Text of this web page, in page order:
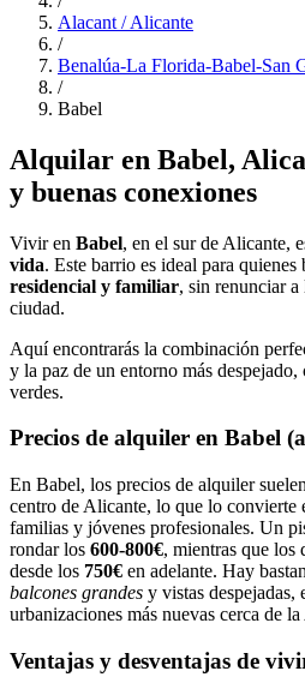
Alacant / Alicante
/
Benalúa-La Florida-Babel-San
/
Babel
Alquilar en Babel,
y buenas conexiones
Vivir en Babel, en el sur de Alicante,
vida. Este barrio es ideal para quienes
residencial y familiar, sin renunciar a
ciudad.
Aquí encontrarás la combinación
y la paz de un entorno más
verdes.
Precios de alquiler en Babel
En Babel, los precios de alquiler
centro de Alicante, lo que lo convierte
familias y jóvenes profesionales. Un
rondar los 600-800€, mientras que los
desde los 750€ en adelante. Hay
balcones grandes y vistas despejadas,
urbanizaciones más nuevas cerca de la
Ventajas y desventajas de